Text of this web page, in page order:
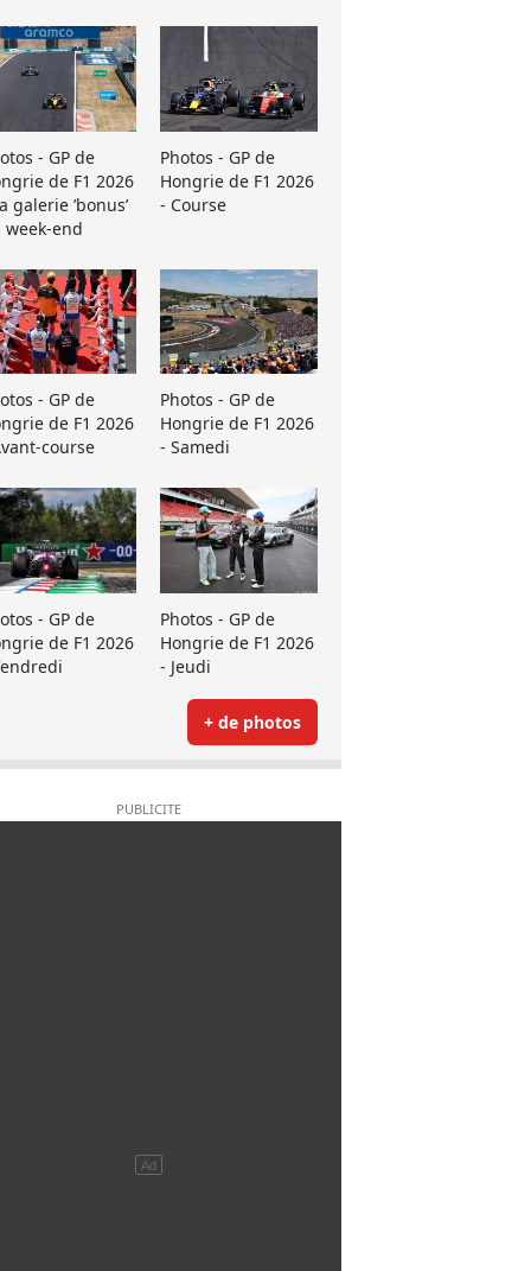
- GP de
de F1 2026
galerie ’bonus’
week-end
Photos - GP de
Hongrie de F1 2026
- Course
- GP de
de F1 2026
course
Photos - GP de
Hongrie de F1 2026
- Samedi
- GP de
de F1 2026
Photos - GP de
Hongrie de F1 2026
- Jeudi
+ de photos